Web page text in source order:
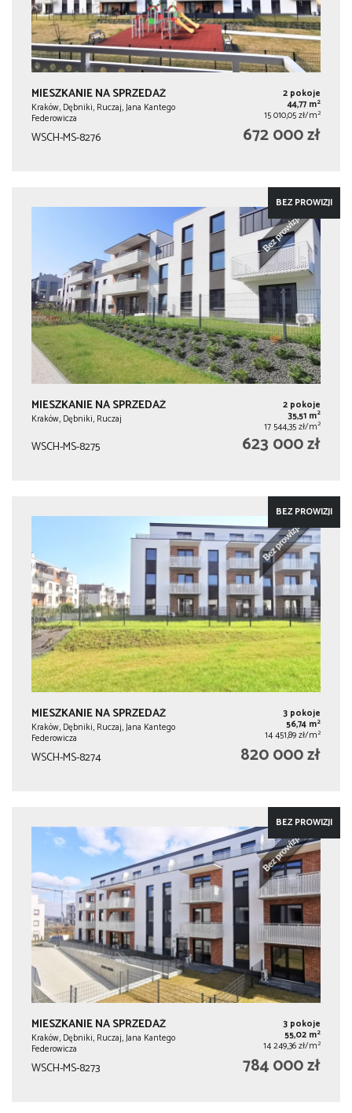
MIESZKANIE NA SPRZEDAŻ
Kraków, Dębniki, Ruczaj, Jana Kantego
Federowicza
2 pokoje
44,77 m2
15 010,05 zł/m2
WSCH-MS-8276 672 000 zł
BEZ PROWIZJI
MIESZKANIE NA SPRZEDAŻ
Kraków, Dębniki, Ruczaj
2 pokoje
35,51 m2
17 544,35 zł/m2
WSCH-MS-8275 623 000 zł
BEZ PROWIZJI
MIESZKANIE NA SPRZEDAŻ
Kraków, Dębniki, Ruczaj, Jana Kantego
Federowicza
3 pokoje
56,74 m2
14 451,89 zł/m2
WSCH-MS-8274 820 000 zł
BEZ PROWIZJI
MIESZKANIE NA SPRZEDAŻ
Kraków, Dębniki, Ruczaj, Jana Kantego
Federowicza
3 pokoje
55,02 m2
14 249,36 zł/m2
WSCH-MS-8273 784 000 zł